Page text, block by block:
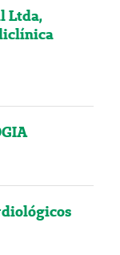
Ltda,